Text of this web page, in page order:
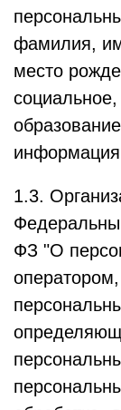
фамилия,
место
1.3.
ФЗ "О